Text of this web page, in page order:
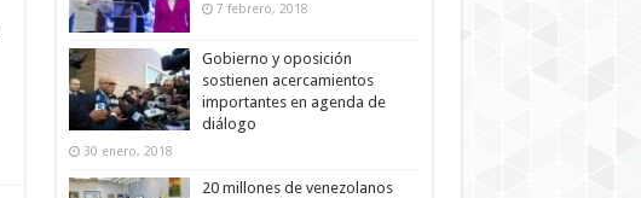
7 febrero, 2018
Gobierno y oposición
sostienen acercamientos
importantes en agenda de
diálogo
30 enero, 2018
20 millones de venezolanos